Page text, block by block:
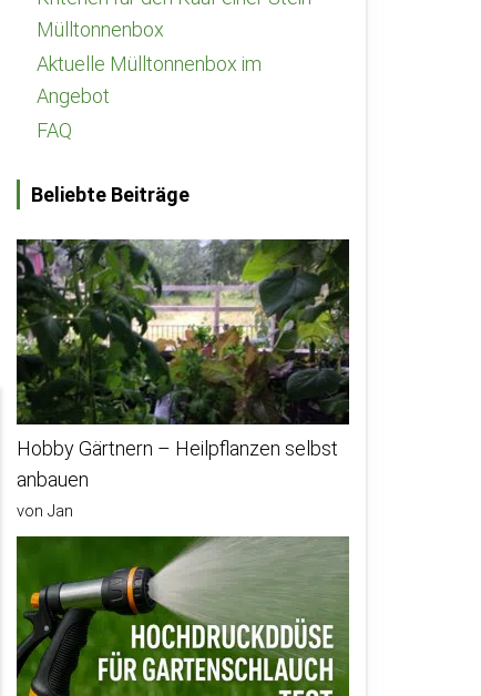
Mülltonnenbox
Aktuelle Mülltonnenbox im
Angebot
FAQ
Beliebte Beiträge
Hobby Gärtnern – Heilpflanzen selbst
anbauen
von Jan